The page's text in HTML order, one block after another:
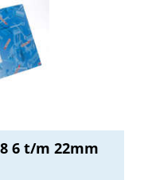
6 t/m 22mm